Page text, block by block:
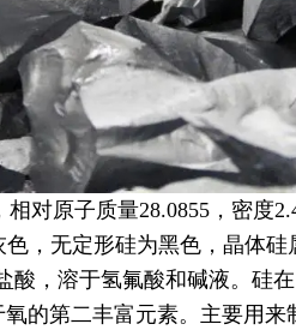
对原子质量28.0855，密度
，无定形硅为黑色，晶体
，溶于氢氟酸和碱液。硅
的第二丰富元素。主要用